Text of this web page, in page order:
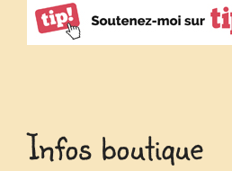
Infos boutique